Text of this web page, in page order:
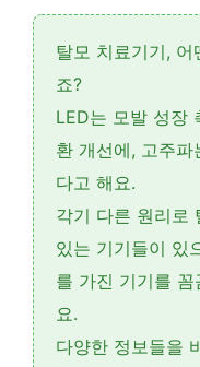
탈모 치료기기,
죠?
LED는 모발 성장
환 개선에, 고주파
다고 해요.
각기 다른 원리로
있는 기기들이 있
를 가진 기기를
요.
다양한 정보들을